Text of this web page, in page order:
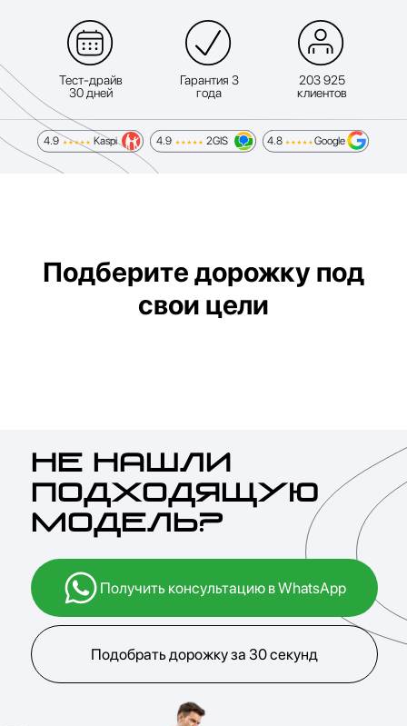
203 925
клиентов
Тест-драйв
30 дней
Гарантия 3
года
Kaspi
4.9 2GIS
4.9 Google
4.8
Подберите дорожку под
свои цели
Не нашли
подходящую
модель?
Получить консультацию в WhatsApp
203 000
клиентов в Казахстане
выбрали GENAU
GENAU – абсолютный лидер рынка домашних
тренажеров по данным крупнейшего
маркетплейса страны Kaspi.kz.
Лидер рынка домашних
тренажеров
01
Уникальный сервис